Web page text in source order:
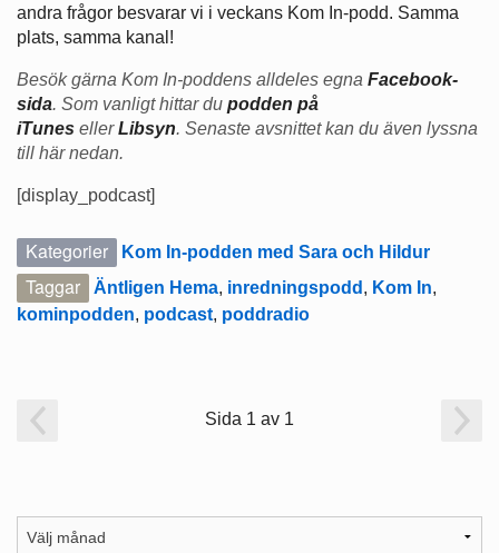
andra frågor besvarar vi i veckans Kom In-podd. Samma
plats, samma kanal!
Besök gärna Kom In-poddens alldeles egna Facebook-
sida. Som vanligt hittar du podden på
iTunes ellerLibsyn. Senaste avsnittet kan du även lyssna
till här nedan.
[display_podcast]
Kategorier Kom In-podden med Sara och Hildur
Taggar Äntligen Hema, inredningspodd , Kom In,
kominpodden, podcast, poddradio
Sida 1 av 1